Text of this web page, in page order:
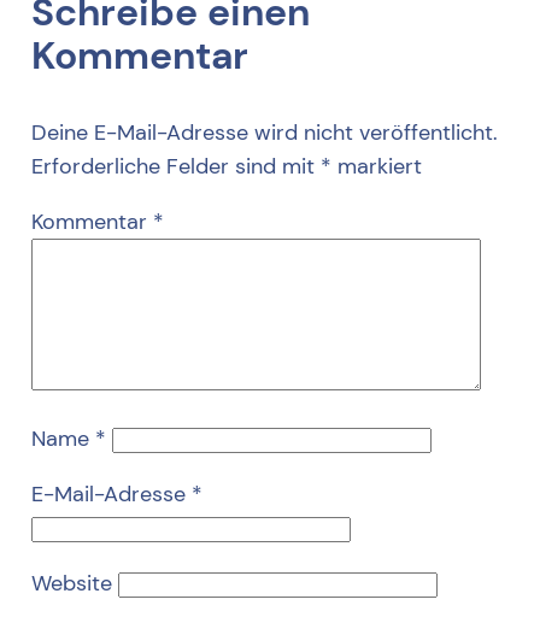
Schreibe einen
Kommentar
Deine E-Mail-Adresse wird nicht veröffentlicht.
Erforderliche Felder sind mit * markiert
Kommentar *
Name *
E-Mail-Adresse *
Website